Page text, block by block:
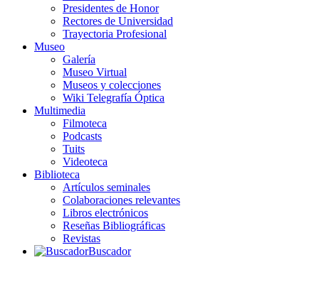
Presidentes de Honor
Rectores de Universidad
Trayectoria Profesional
Museo
Galería
Museo Virtual
Museos y colecciones
Wiki Telegrafía Óptica
Multimedia
Filmoteca
Podcasts
Tuits
Videoteca
Biblioteca
Artículos seminales
Colaboraciones relevantes
Libros electrónicos
Reseñas Bibliográficas
Revistas
Buscador